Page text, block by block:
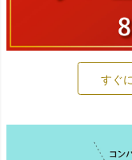
すぐ